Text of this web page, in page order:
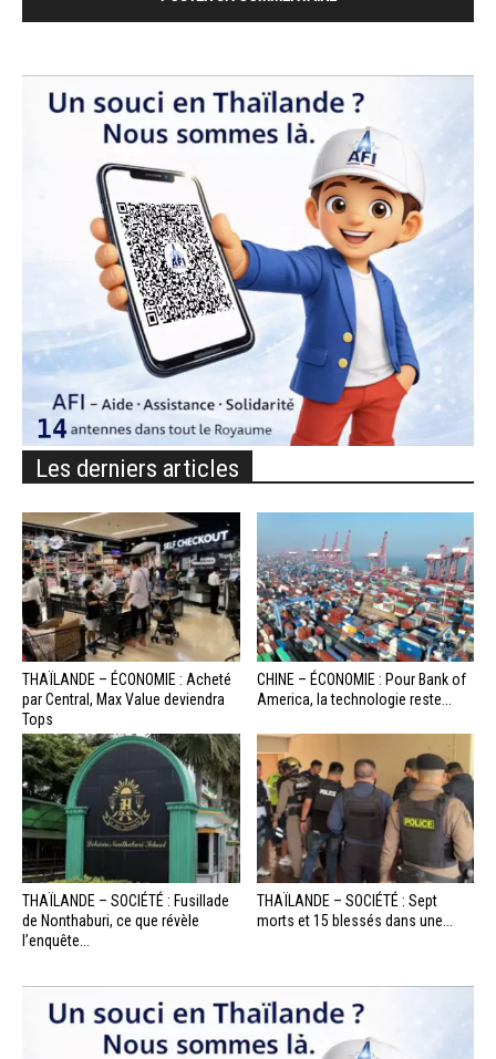
Les derniers articles
THAÏLANDE – ÉCONOMIE : Acheté
par Central, Max Value deviendra
Tops
CHINE – ÉCONOMIE : Pour Bank of
America, la technologie reste...
THAÏLANDE – SOCIÉTÉ : Fusillade
de Nonthaburi, ce que révèle
l’enquête...
THAÏLANDE – SOCIÉTÉ : Sept
morts et 15 blessés dans une...